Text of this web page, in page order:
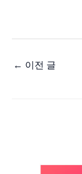
← 이전 글